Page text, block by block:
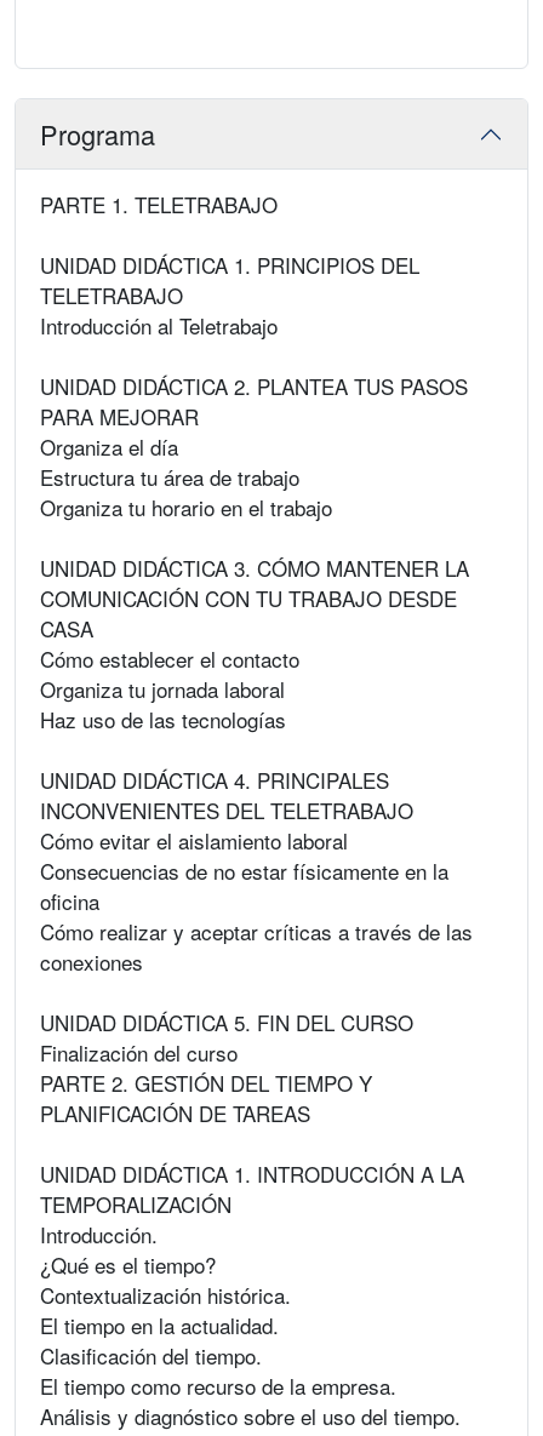
Programa
PARTE 1. TELETRABAJO
UNIDAD DIDÁCTICA 1. PRINCIPIOS DEL
TELETRABAJO
Introducción al Teletrabajo
UNIDAD DIDÁCTICA 2. PLANTEA TUS PASOS
PARA MEJORAR
Organiza el día
Estructura tu área de trabajo
Organiza tu horario en el trabajo
UNIDAD DIDÁCTICA 3. CÓMO MANTENER LA
COMUNICACIÓN CON TU TRABAJO DESDE
CASA
Cómo establecer el contacto
Organiza tu jornada laboral
Haz uso de las tecnologías
UNIDAD DIDÁCTICA 4. PRINCIPALES
INCONVENIENTES DEL TELETRABAJO
Cómo evitar el aislamiento laboral
Consecuencias de no estar físicamente en la
oficina
Cómo realizar y aceptar críticas a través de las
conexiones
UNIDAD DIDÁCTICA 5. FIN DEL CURSO
Finalización del curso
PARTE 2. GESTIÓN DEL TIEMPO Y
PLANIFICACIÓN DE TAREAS
UNIDAD DIDÁCTICA 1. INTRODUCCIÓN A LA
TEMPORALIZACIÓN
Introducción.
¿Qué es el tiempo?
Contextualización histórica.
El tiempo en la actualidad.
Clasificación del tiempo.
El tiempo como recurso de la empresa.
Análisis y diagnóstico sobre el uso del tiempo.